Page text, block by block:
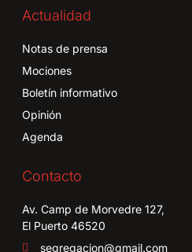
Actualidad
Notas de prensa
Mociones
Boletín informativo
Opinión
Agenda
Contacto
Av. Camp de Morvedre 127,
El Puerto 46520
segregacion@gmail.com